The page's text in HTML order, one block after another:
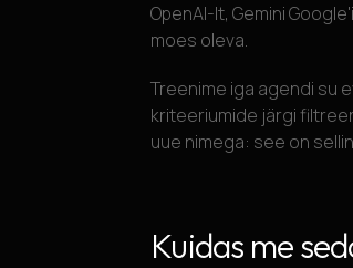
OpenAI-lt, Gemini
moes oleva.
Treenime iga agendi su
kriteeriumide järgi
uue nimega: see on
Kuidas me